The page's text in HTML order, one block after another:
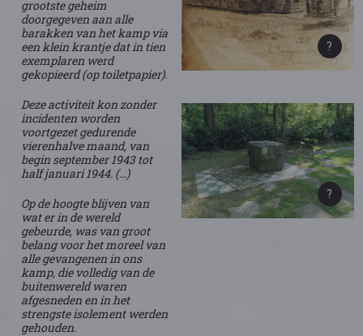
grootste geheim
doorgegeven aan alle
barakken van het kamp via
een klein krantje dat in tien
exemplaren werd
gekopieerd (op toiletpapier).
Deze activiteit kon zonder
incidenten worden
voortgezet gedurende
vierenhalve maand, van
begin september 1943 tot
half januari 1944. (…)
Op de hoogte blijven van
wat er in de wereld
gebeurde, was van groot
belang voor het moreel van
alle gevangenen in ons
kamp, die volledig van de
buitenwereld waren
afgesneden en in het
strengste isolement werden
gehouden.